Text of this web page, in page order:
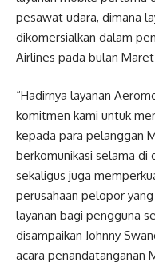
pesawat udara, dimana
dikomersialkan dalam
Airlines pada bulan
“Hadirnya layanan
komitmen kami untuk
kepada para pelanggan
berkomunikasi selama di
sekaligus juga
perusahaan pelopor
layanan bagi pengguna
disampaikan Johnny
acara penandatanganan